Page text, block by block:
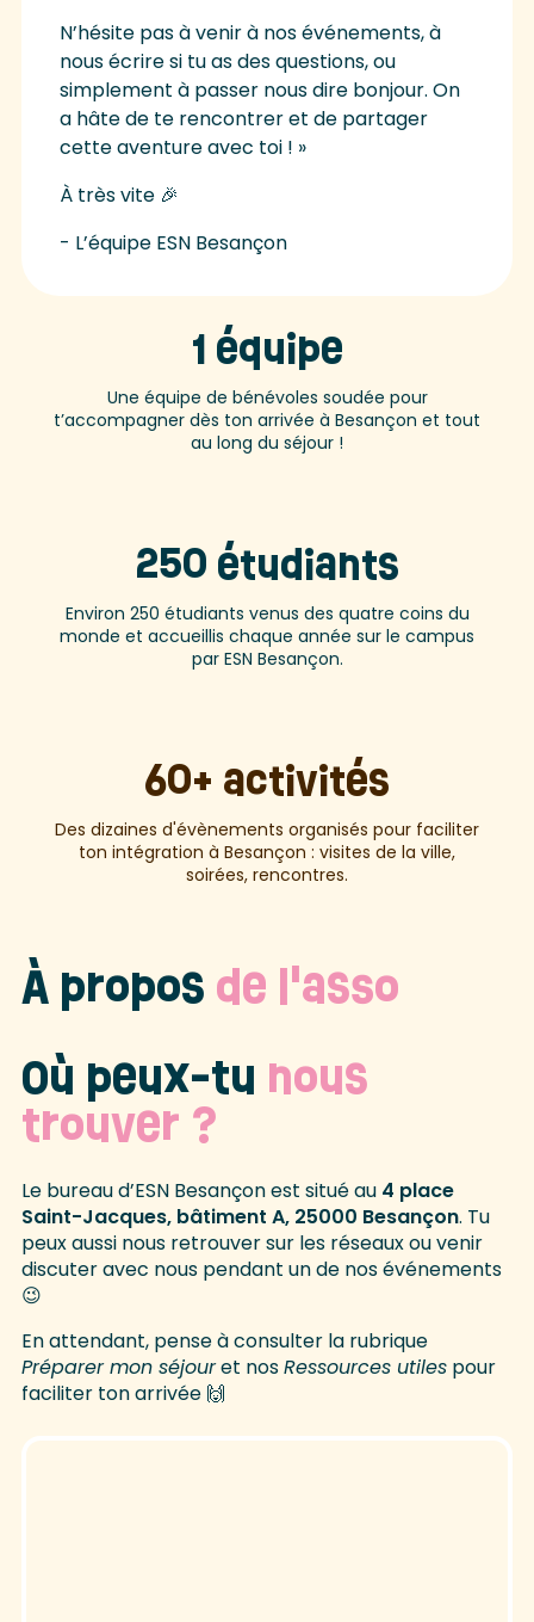
N’hésite pas à venir à nos événements, à
nous écrire si tu as des questions, ou
simplement à passer nous dire bonjour. On
a hâte de te rencontrer et de partager
cette aventure avec toi ! »
À très vite 🎉
- L’équipe ESN Besançon
1 équipe
Une équipe de bénévoles soudée pour
t’accompagner dès ton arrivée à Besançon et tout
au long du séjour !
250 étudiants
Environ 250 étudiants venus des quatre coins du
monde et accueillis chaque année sur le campus
par ESN Besançon.
60+ activités
Des dizaines d'évènements organisés pour faciliter
ton intégration à Besançon : visites de la ville,
soirées, rencontres.
À propos de l'asso
Où peux-tu nous
trouver ?
Le bureau d’ESN Besançon est situé au 4 place
Saint-Jacques, bâtiment A, 25000 Besançon. Tu
peux aussi nous retrouver sur les réseaux ou venir
discuter avec nous pendant un de nos événements
😉
En attendant, pense à consulter la rubrique
Préparer mon séjouret nosRessources utilespour
faciliter ton arrivée 🙌